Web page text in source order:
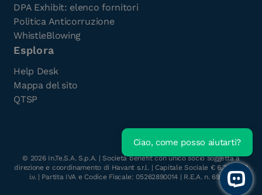
DPA Exhibit: elenco fornitori
Politica Anticorruzione
WhistleBlowing
Esplora
Help Desk
Mappa del sito
QTSP
© 2026In.Te.S.A. S.p.A. | Società benefit con unico socio soggetta a
direzione e coordinamento di Havant s.r.l. | Capitale Sociale € 6.300.000
i.v. | Partita IVA e Codice Fiscale: 05262890014 | R.E.A. n. 696117
Open
Ciao, come posso aiutarti?